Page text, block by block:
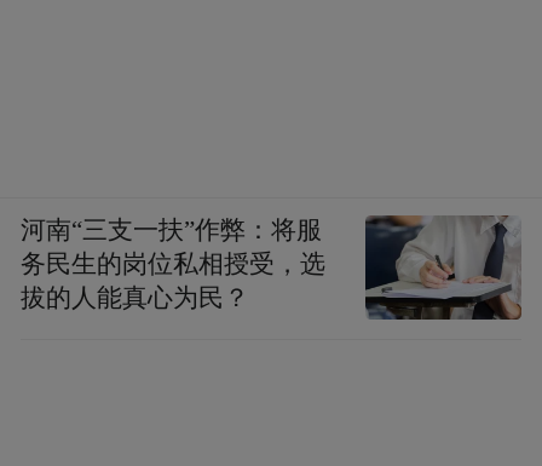
河南“三支一扶”作弊：将服
务民生的岗位私相授受，选
拔的人能真心为民？